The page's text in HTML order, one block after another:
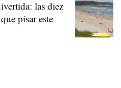
las diez
pisar este